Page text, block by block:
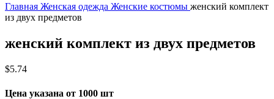
Главная Женская одежда Женские костюмы женский комплект
из двух предметов
женский комплект из двух предметов
$5.74
Цена указана от 1000 шт